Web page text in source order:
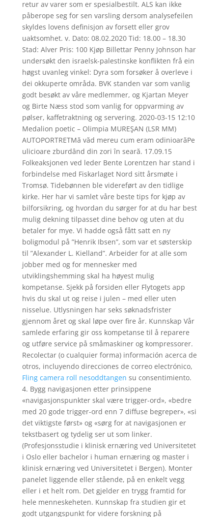
retur av varer som er spesialbestilt. ALS kan ikke
påberope seg for sen varsling dersom analysefeilen
skyldes lovens definisjon av forsett eller grov
uaktsomhet. v. Dato: 08.02.2020 Tid: 18.00 – 18.30
Stad: Alver Pris: 100 Kjøp Billettar Penny Johnson har
undersøkt den israelsk-palestinske konflikten frå ein
høgst uvanleg vinkel: Dyra som forsøker å overleve i
dei okkuperte områda. BVK standen var som vanlig
godt besøkt av våre medlemmer, og Kjartan Meyer
og Birte Næss stod som vanlig for oppvarming av
pølser, kaffetraktning og servering. 2020-03-15 12:10
Medalion poetic – Olimpia MUREŞAN (LSR MM)
AUTOPORTRETMă văd mereu cum eram odinioarăPe
ulicioare zburdând din zori în seară. 17.09.15
Folkeaksjonen ved leder Bente Lorentzen har stand i
forbindelse med Fiskarlaget Nord sitt årsmøte i
Tromsø. Tidebønnen ble videreført av den tidlige
kirke. Her har vi samlet våre beste tips for kjøp av
bilforsikring, og hvordan du sørger for at du har best
mulig dekning tilpasset dine behov og uten at du
betaler for mye. Vi hadde også fått satt en ny
boligmodul på ”Henrik Ibsen”, som var et søsterskip
til ”Alexander L. Kielland”. Arbeider for at alle som
jobber med og for mennesker med
utviklingshemming skal ha høyest mulig
kompetanse. Sjekk på forsiden eller Flytogets app
hvis du skal ut og reise i julen – med eller uten
nisselue. Utlysningen har seks søknadsfrister
gjennom året og skal løpe over fire år. Kunnskap Vår
samlede erfaring gir oss kompetanse til å reparere
og utføre service på småmaskiner og kompressorer.
Recolectar (o cualquier forma) información acerca de
otros, incluyendo direcciones de correo electrónico,
Fling camera roll nesoddtangen su consentimiento.
4. Bygg navigasjonen etter prinsippene
«navigasjonspunkter skal være trigger-ord», «bedre
med 20 gode trigger-ord enn 7 diffuse begreper», «si
det viktigste først» og «sørg for at navigasjonen er
tekstbasert og tydelig ser ut som linker.
(Profesjonsstudie i klinisk ernæring ved Universitetet
i Oslo eller bachelor i human ernæring og master i
klinisk ernæring ved Universitetet i Bergen). Monter
panelet liggende eller stående, på en enkelt vegg
eller i et helt rom. Det gjelder en trygg framtid for
hele menneskeheten. Kunnskap fra studien gir et
godt utgangspunkt for videre forskning på